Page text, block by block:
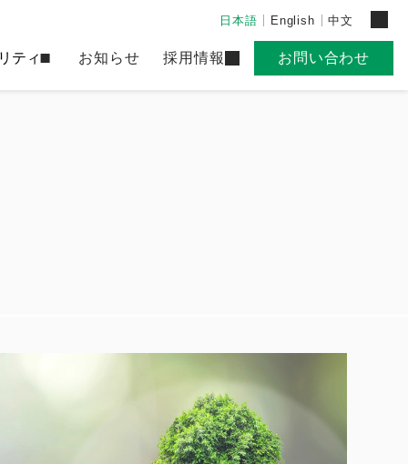
日本語 English 中文
ティ お知らせ 採用情報 お問い合わせ